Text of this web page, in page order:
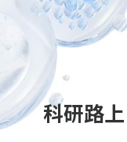
科研路